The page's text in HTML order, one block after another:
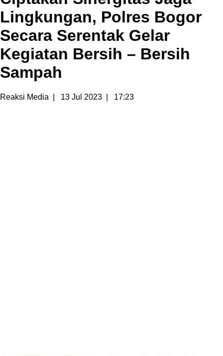
Lingkungan, Polres Bogor
Secara Serentak Gelar
Kegiatan Bersih – Bersih
Sampah
Reaksi Media 13 Jul 2023 17:23